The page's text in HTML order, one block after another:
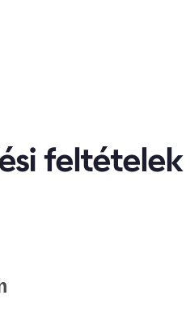
feltételek